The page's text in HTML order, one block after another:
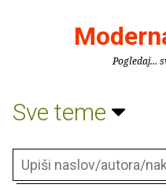
Pogledaj...
Sve teme